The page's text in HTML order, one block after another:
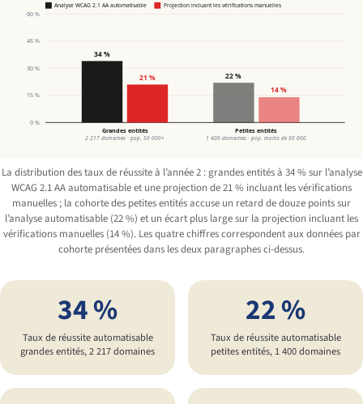
60 %
45 %
30 %
15 %
0 %
34 %
22 %
21 %
14 %
Grandes entités
2 217 domaines · pop. 50 000+
Petites entités
1 400 domaines · pop. moins de 50 000
Analyse WCAG 2.1 AA automatisable Projection incluant les vérifications manuelles
La distribution des taux de réussite à l’année 2 : grandes entités à 34 % sur l’analyse
WCAG 2.1 AA automatisable et une projection de 21 % incluant les vérifications
manuelles ; la cohorte des petites entités accuse un retard de douze points sur
l’analyse automatisable (22 %) et un écart plus large sur la projection incluant les
vérifications manuelles (14 %). Les quatre chiffres correspondent aux données par
cohorte présentées dans les deux paragraphes ci-dessus.
34 %
Taux de réussite automatisable
grandes entités, 2 217 domaines
22 %
Taux de réussite automatisable
petites entités, 1 400 domaines